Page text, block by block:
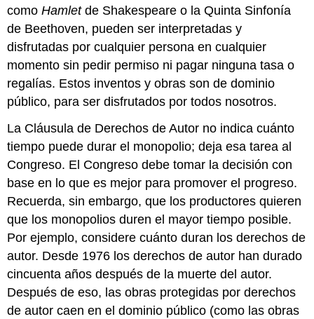
comoHamletde Shakespeare o la Quinta Sinfonía
de Beethoven, pueden ser interpretadas y
disfrutadas por cualquier persona en cualquier
momento sin pedir permiso ni pagar ninguna tasa o
regalías. Estos inventos y obras son de dominio
público, para ser disfrutados por todos nosotros.
La Cláusula de Derechos de Autor no indica cuánto
tiempo puede durar el monopolio; deja esa tarea al
Congreso. El Congreso debe tomar la decisión con
base en lo que es mejor para promover el progreso.
Recuerda, sin embargo, que los productores quieren
que los monopolios duren el mayor tiempo posible.
Por ejemplo, considere cuánto duran los derechos de
autor. Desde 1976 los derechos de autor han durado
cincuenta años después de la muerte del autor.
Después de eso, las obras protegidas por derechos
de autor caen en el dominio público (como las obras